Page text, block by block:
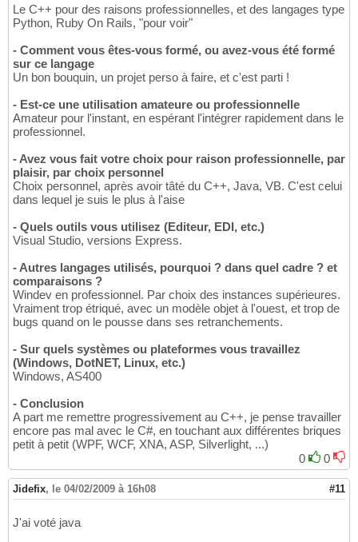
Le C++ pour des raisons professionnelles, et des langages type
Python, Ruby On Rails, "pour voir"
- Comment vous êtes-vous formé, ou avez-vous été formé
sur ce langage
Un bon bouquin, un projet perso à faire, et c'est parti !
- Est-ce une utilisation amateure ou professionnelle
Amateur pour l'instant, en espérant l'intégrer rapidement dans le
professionnel.
- Avez vous fait votre choix pour raison professionnelle, par
plaisir, par choix personnel
Choix personnel, après avoir tâté du C++, Java, VB. C'est celui
dans lequel je suis le plus à l'aise
- Quels outils vous utilisez (Editeur, EDI, etc.)
Visual Studio, versions Express.
- Autres langages utilisés, pourquoi ? dans quel cadre ? et
comparaisons ?
Windev en professionnel. Par choix des instances supérieures.
Vraiment trop étriqué, avec un modèle objet à l'ouest, et trop de
bugs quand on le pousse dans ses retranchements.
- Sur quels systèmes ou plateformes vous travaillez
(Windows, DotNET, Linux, etc.)
Windows, AS400
- Conclusion
A part me remettre progressivement au C++, je pense travailler
encore pas mal avec le C#, en touchant aux différentes briques
petit à petit (WPF, WCF, XNA, ASP, Silverlight, ...)
0
0
Jidefix, le 04/02/2009 à 16h08 #11
J'ai voté java